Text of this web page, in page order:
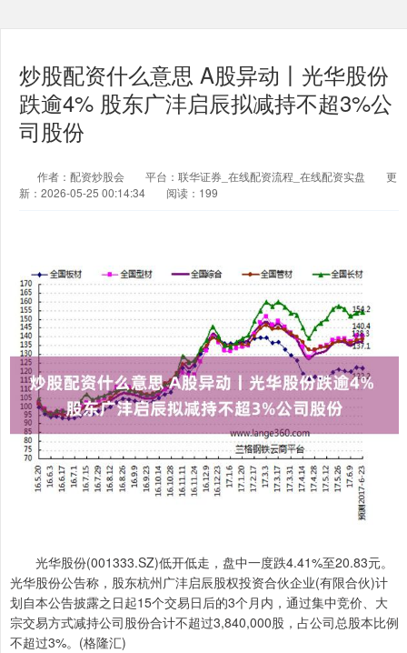
炒股配资什么意思 A股异动丨光华股份
跌逾4% 股东广沣启辰拟减持不超3%公
司股份
作者：配资炒股会 平台：联华证券_在线配资流程_在线配资实盘
更
新：2026-05-25 00:14:34
阅读：199
光华股份(001333.SZ)低开低走，盘中一度跌4.41%至20.83元。
光华股份公告称，股东杭州广沣启辰股权投资合伙企业(有限合伙)计
划自本公告披露之日起15个交易日后的3个月内，通过集中竞价、大
宗交易方式减持公司股份合计不超过3,840,000股，占公司总股本比例
不超过3%。(格隆汇)